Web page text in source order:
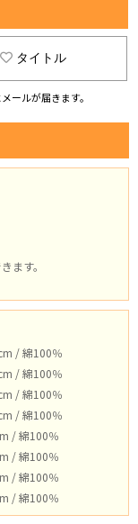
タイトル
ールが届きます。
ます。
/ 綿100％
/ 綿100％
/ 綿100％
/ 綿100％
/ 綿100％
/ 綿100％
/ 綿100％
/ 綿100％